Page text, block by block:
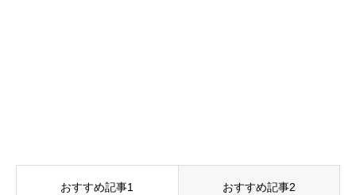
おすすめ記事1 おすすめ記事2